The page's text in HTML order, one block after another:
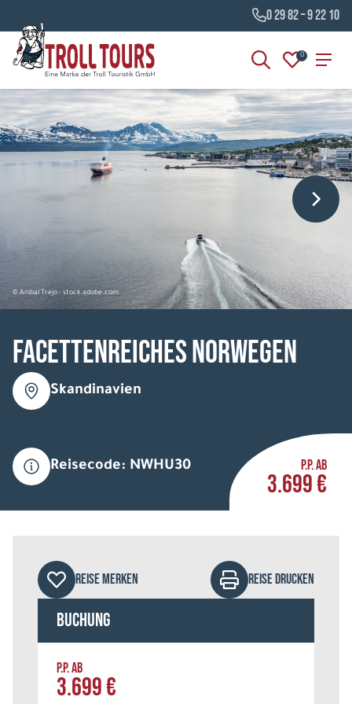
0 29 82 – 9 22 10
0
© Anibal Trejo - stock.adobe.com
Facettenreiches Norwegen
Skandinavien
Reisecode: NWHU30 P.P. AB
3.699 €
REISE MERKEN REISE DRUCKEN
Buchung
P.P. AB
3.699 €